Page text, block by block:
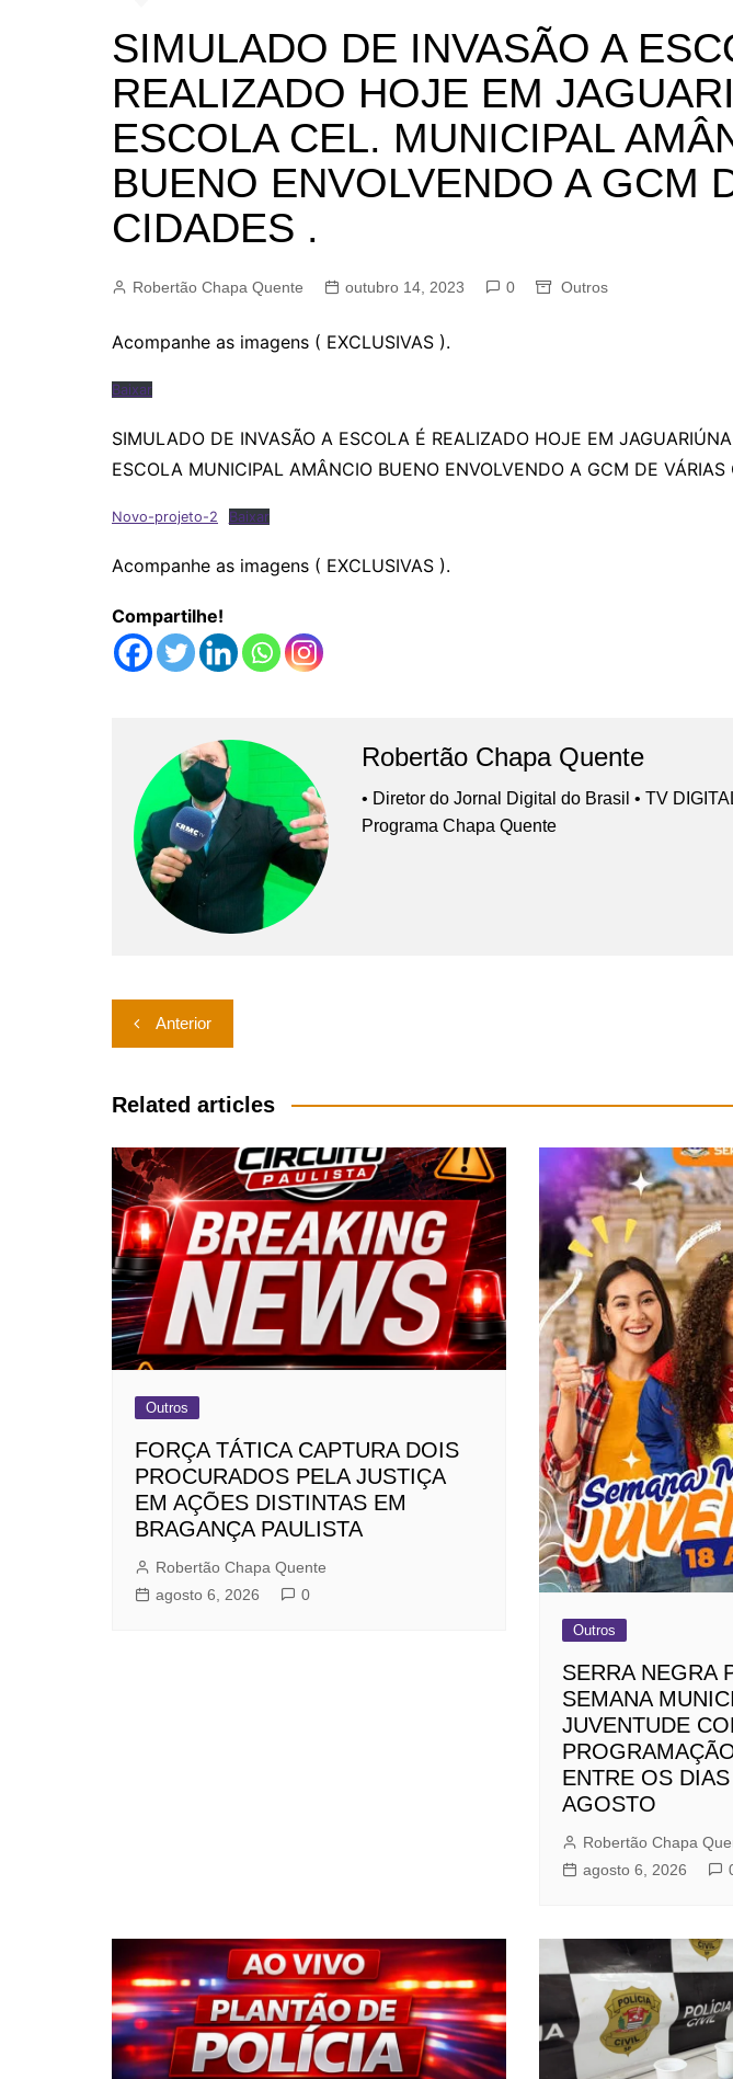
CAMPINAS
ESTIVA GERBI
JAGUARIÚNA
LIMEIRA
PEDREIRA
SIMULADO DE INVASÃO A
REALIZADO HOJE EM
ESCOLA CEL. MUNICIPAL
BUENO ENVOLVENDO A GCM
CIDADES .
Robertão Chapa Quente outubro 14, 2023 0 Outros
Acompanhe as imagens ( EXCLUSIVAS ).
Baixar
SIMULADO DE INVASÃO A ESCOLA É REALIZADO HOJE EM
ESCOLA MUNICIPAL AMÂNCIO BUENO ENVOLVENDO A GCM DE VÁRIAS
Novo-projeto-2 Baixar
Acompanhe as imagens ( EXCLUSIVAS ).
Compartilhe!
Robertão Chapa Quente
• Diretor do Jornal Digital do Brasil • TV
Programa Chapa Quente
Navegação
de
Post
Anterior
Related articles
Outros
FORÇA TÁTICA CAPTURA DOIS
PROCURADOS PELA JUSTIÇA
EM AÇÕES DISTINTAS EM
BRAGANÇA PAULISTA
Robertão Chapa Quente
agosto 6, 2026
0
Outros
SERRA NEGRA
SEMANA
JUVENTUDE
ENTRE OS
AGOSTO
Robertão Chapa
agosto 6, 2026